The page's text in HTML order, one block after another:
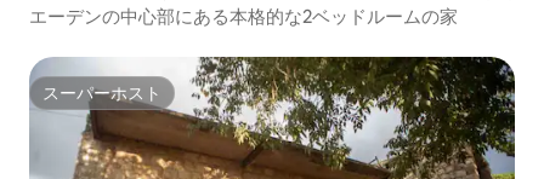
エーデンの中心部にある本格的な2ベッドルームの家
スーパーホスト
スーパーホスト